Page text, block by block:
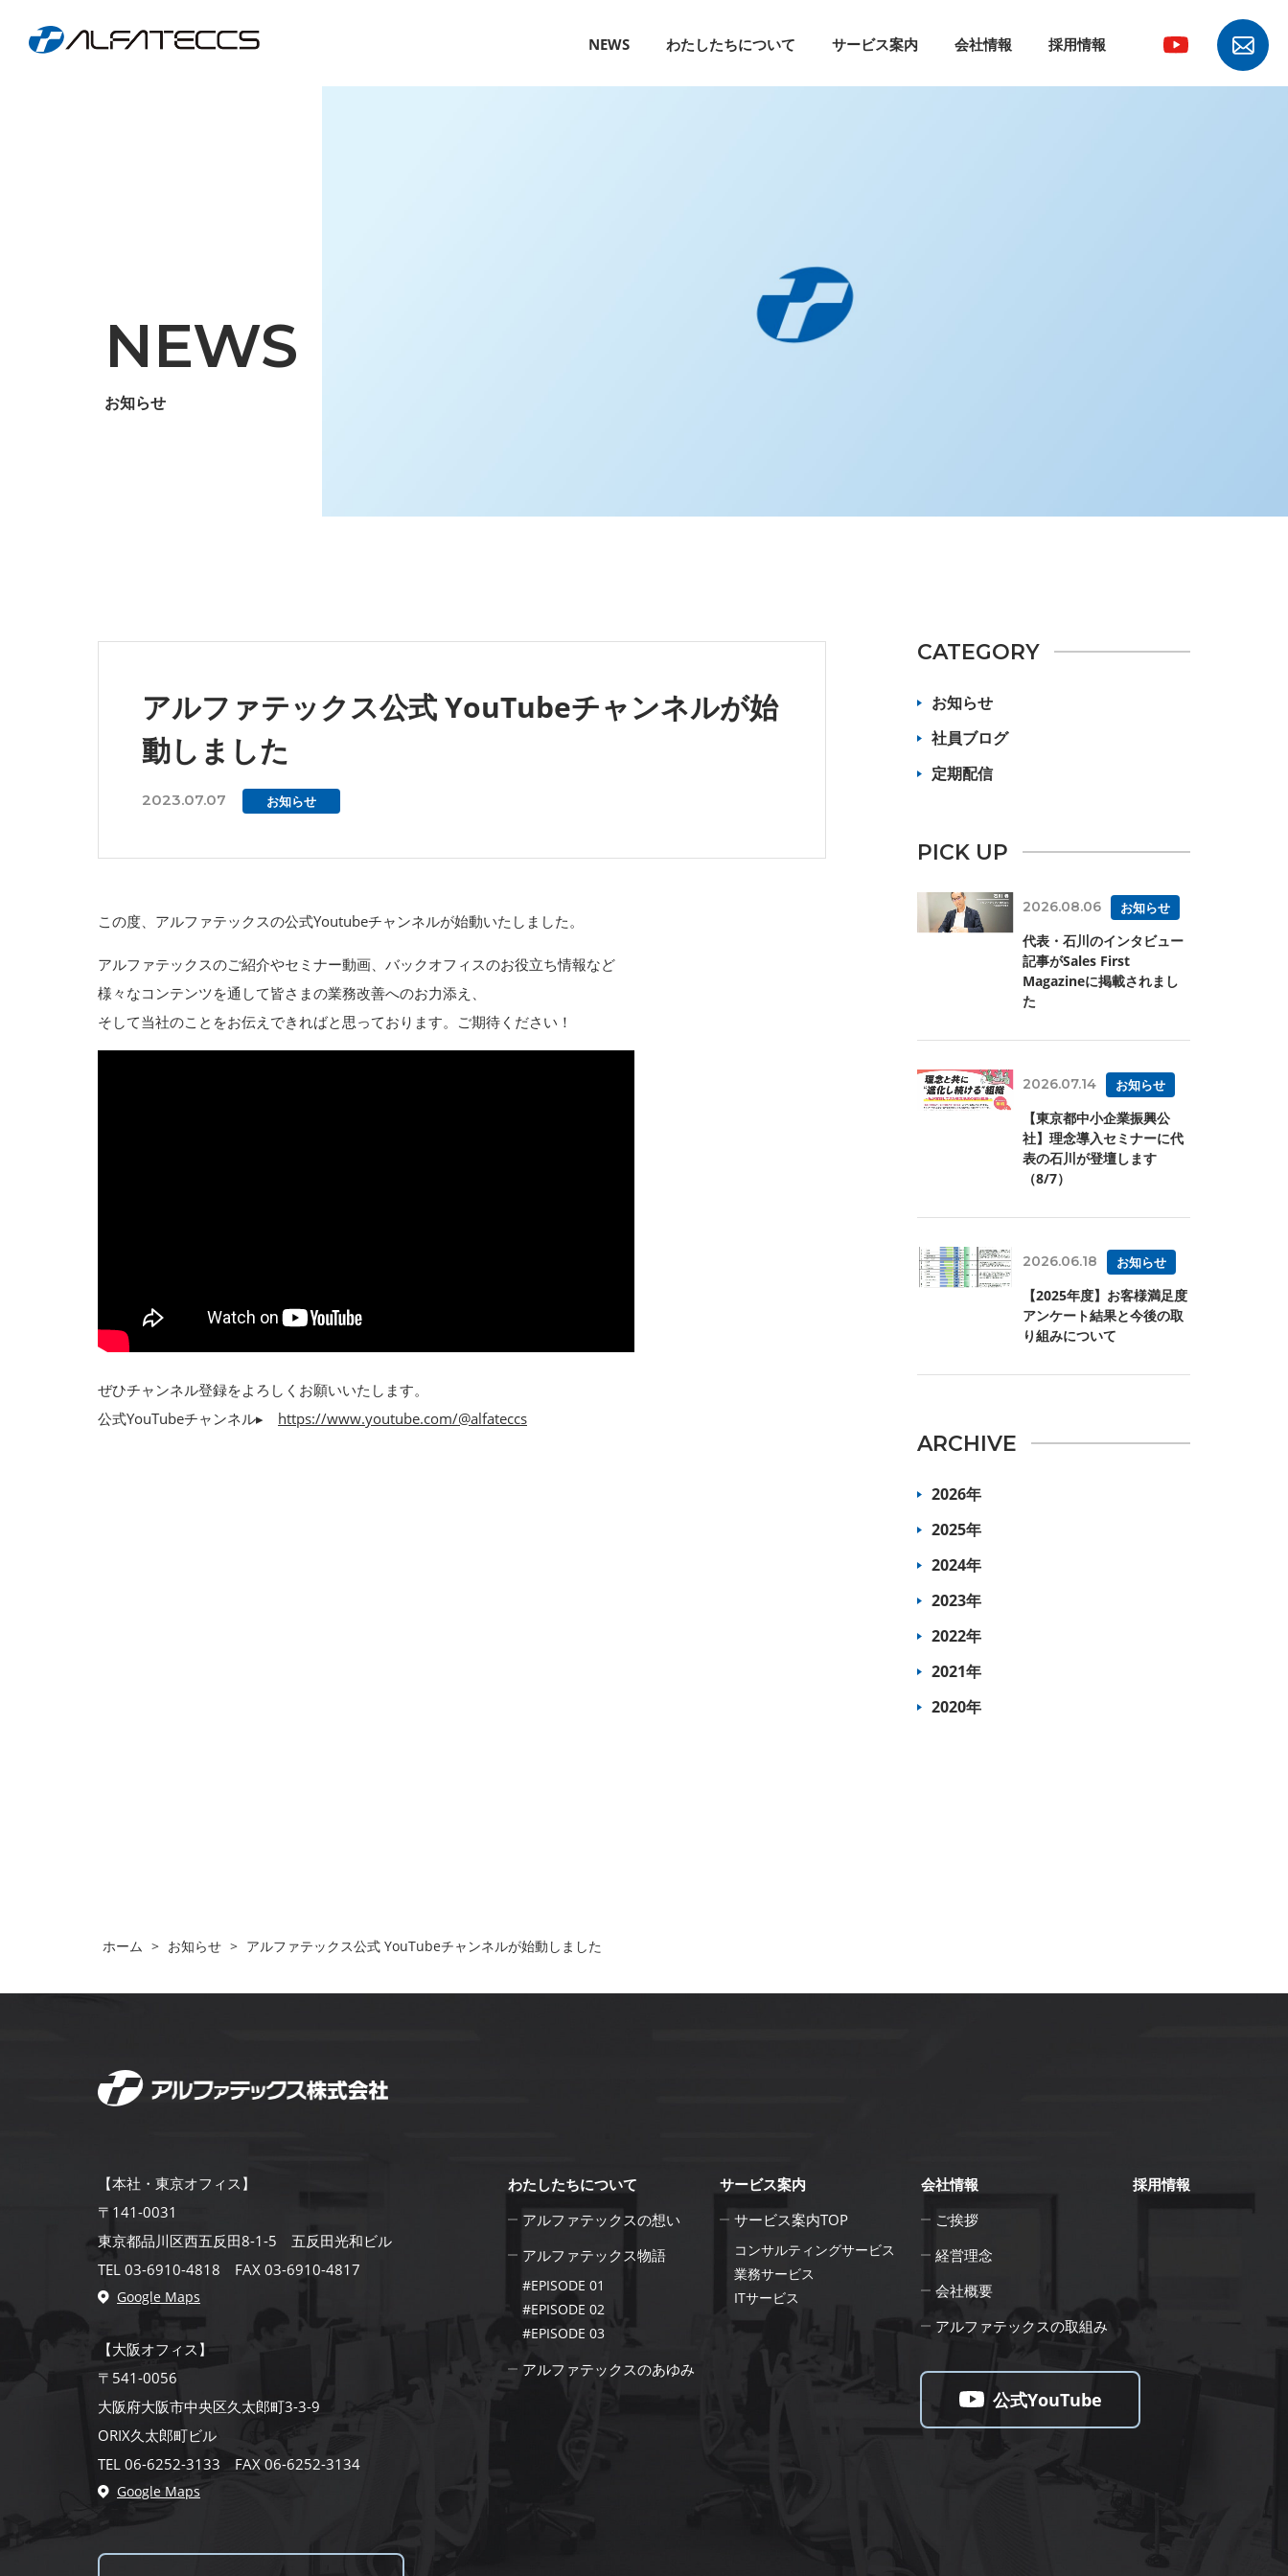
NEWS わたしたちについて サービス案内 会社情報 採用情報
NEWS
お知らせ
アルファテックス公式 YouTubeチャンネルが始
動しました
2023.07.07 お知らせ
この度、アルファテックスの公式Youtubeチャンネルが始動いたしました。
アルファテックスのご紹介やセミナー動画、バックオフィスのお役立ち情報など
様々なコンテンツを通して皆さまの業務改善へのお力添え、
そして当社のことをお伝えできればと思っております。ご期待ください！
ぜひチャンネル登録をよろしくお願いいたします。
公式YouTubeチャンネル▸ https://www.youtube.com/@alfateccs
CATEGORY
お知らせ
社員ブログ
定期配信
PICK UP
2026.08.06 お知らせ
代表・石川のインタビュー
記事がSales First
Magazineに掲載されまし
た
2026.07.14 お知らせ
【東京都中小企業振興公
社】理念導入セミナーに代
表の石川が登壇します
（8/7）
2026.06.18 お知らせ
【2025年度】お客様満足度
アンケート結果と今後の取
り組みについて
ARCHIVE
2026年
2025年
2024年
2023年
2022年
2021年
2020年
ホーム > お知らせ > アルファテックス公式 YouTubeチャンネルが始動しました
【本社・東京オフィス】
〒141-0031
東京都品川区西五反田8-1-5 五反田光和ビル
TEL 03-6910-4818 FAX 03-6910-4817
Google Maps
【大阪オフィス】
〒541-0056
大阪府大阪市中央区久太郎町3-3-9
ORIX久太郎町ビル
TEL 06-6252-3133 FAX 06-6252-3134
Google Maps
わたしたちについて
アルファテックスの想い
アルファテックス物語
#EPISODE 01
#EPISODE 02
#EPISODE 03
アルファテックスのあゆみ
サービス案内
サービス案内TOP
コンサルティングサービス
業務サービス
ITサービス
会社情報
ご挨拶
経営理念
会社概要
アルファテックスの取組み
採用情報
公式YouTube